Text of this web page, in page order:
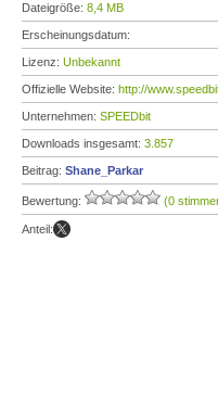
Dateigröße: 8,4 MB
Erscheinungsdatum:
Lizenz: Unbekannt
Offizielle Website: http://
Unternehmen: SPEEDbit
Downloads insgesamt: 3.857
Beitrag: Shane_Parkar
Bewertung: (0
Anteil: